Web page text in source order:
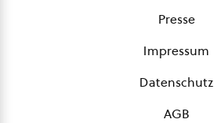
Presse
Impressum
Datenschutz
AGB